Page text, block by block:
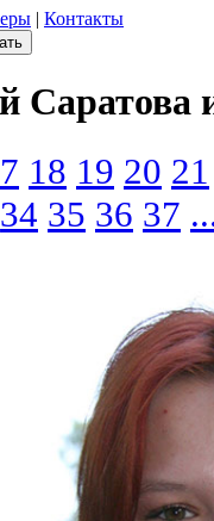
| Контакты
Саратова
18 19 20 21
34 35 36 37